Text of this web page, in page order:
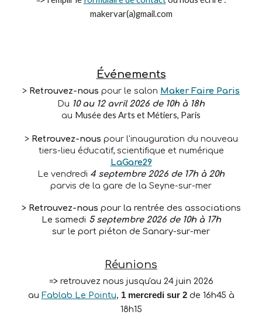
makervar(a)gmail.com
Événements
> Retrouvez-nous pour le salon Maker Faire Paris
Du 10 au 12 avril 2026 de 10h à 18h
au Musée des Arts et Métiers, Paris
> Retrouvez-nous pour l'inauguration du nouveau
tiers-lieu éducatif, scientifique et numérique
LaGare29
Le vendredi 4 septembre 2026 de 17h à 20h
parvis de la gare de la Seyne-sur-mer
> Retrouvez-nous pour la rentrée des associations
Le samedi 5 septembre2026 de 10h à 17h
sur le port piéton de Sanary-sur-mer
Réunions
=> retrouvez nous jusqu'au 24 juin 2026
au Fablab Le Pointu, 1 mercredisur 2 de 16h45 à
18h15